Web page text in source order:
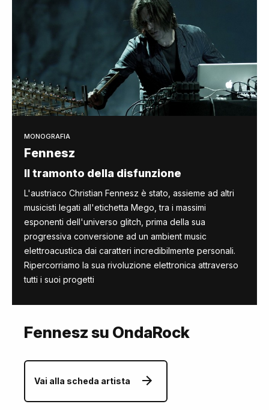
MONOGRAFIA
Fennesz
Il tramonto della disfunzione
L'austriaco Christian Fennesz è stato, assieme ad altri
musicisti legati all'etichetta Mego, tra i massimi
esponenti dell'universo glitch, prima della sua
progressiva conversione ad un ambient music
elettroacustica dai caratteri incredibilmente personali.
Ripercorriamo la sua rivoluzione elettronica attraverso
tutti i suoi progetti
Fennesz su OndaRock
Vai alla scheda artista